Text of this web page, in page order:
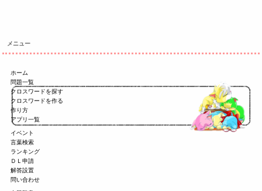
メニュー
ホーム
問題一覧
クロスワードを探す
クロスワードを作る
作り方
アプリ一覧
イベント
言葉検索
ランキング
ＤＬ申請
解答設置
問い合わせ